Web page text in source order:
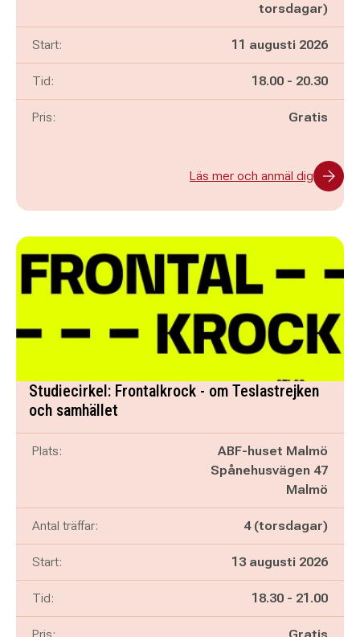
torsdagar)
Start: 11 augusti 2026
Tid: Pågår mellan
18.00 - och
20.30
Pris: Gratis
Läs mer och anmäl dig
Studiecirkel: Frontalkrock - om Teslastrejken
och samhället
Plats:
ABF-huset Malmö
Spånehusvägen 47
Malmö
Antal träffar: 4 (torsdagar)
Start: 13 augusti 2026
Tid: Pågår mellan
18.30 - och
21.00